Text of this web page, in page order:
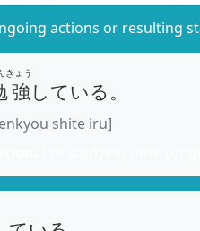
actions or resulting
強
きょう
している。
shite iru]